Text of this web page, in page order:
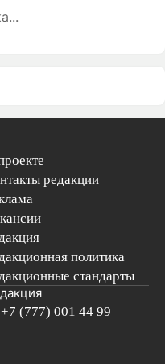
редакции
политика
стандарты
+7 (777) 001 44 99